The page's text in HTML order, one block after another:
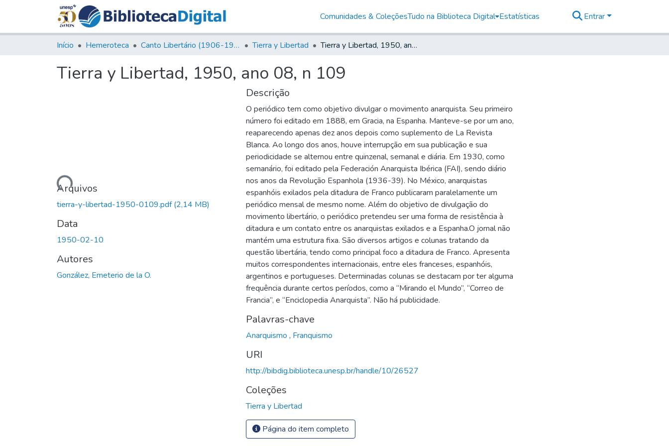
Comunidades & ColeçõesTudo na Biblioteca Digital Estatísticas Entrar
Início Hemeroteca Canto Libertário (1906-1995) Tierra y Libertad Tierra y Libertad, 1950, ano 08, n 109
Tierra y Libertad, 1950, ano 08, n 109
Carregando...Arquivos
tierra-y-libertad-1950-0109.pdf(2,14 MB)
Data
1950-02-10
Autores
González, Emeterio de la O.
Descrição
O periódico tem como objetivo divulgar o movimento anarquista. Seu primeiro
número foi editado em 1888, em Gracia, na Espanha. Manteve-se por um ano,
reaparecendo apenas dez anos depois como suplemento de La Revista
Blanca. Ao longo dos anos, houve interrupção em sua publicação e sua
periodicidade se alternou entre quinzenal, semanal e diária. Em 1930, como
semanário, foi editado pela Federación Anarquista Ibérica (FAI), sendo diário
nos anos da Revolução Espanhola (1936-39). No México, anarquistas
espanhóis exilados pela ditadura de Franco publicaram paralelamente um
periódico mensal de mesmo nome. Além do objetivo de divulgação do
movimento libertário, o periódico pretendeu ser uma forma de resistência à
ditadura e um contato entre os anarquistas exilados e a Espanha.O jornal não
mantém uma estrutura fixa. São diversos artigos e colunas tratando da
questão libertária, tendo como principal foco a ditadura de Franco. Apresenta
muitos correspondentes internacionais, entre eles franceses, espanhóis,
argentinos e portugueses. Determinadas colunas se destacam por ter alguma
frequência durante certos períodos, como a “Mirando el Mundo”, “Correo de
Francia”, e “Enciclopedia Anarquista”. Não há publicidade.
Palavras-chave
Anarquismo , Franquismo
URI
http://bibdig.biblioteca.unesp.br/handle/10/26527
Coleções
Tierra y Libertad
Página do item completo